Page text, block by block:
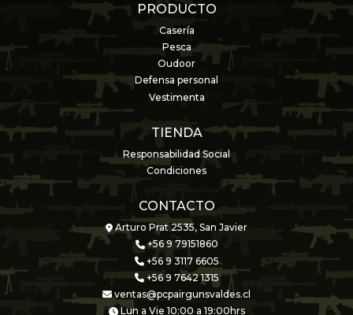
PRODUCTO
Casería
Pesca
Oudoor
Defensa personal
Vestimenta
TIENDA
Responsabilidad Social
Condiciones
CONTACTO
Arturo Prat 2535, San Javier
+56 9 79151860
+56 9 3117 6605
+56 9 7642 1315
ventas@pcpairgunsvaldes.cl
Lun a Vie 10:00 a 19:00hrs